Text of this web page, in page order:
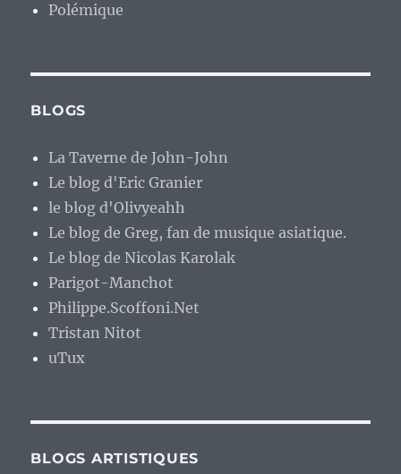
Polémique
BLOGS
La Taverne de John-John
Le blog d'Eric Granier
le blog d'Olivyeahh
Le blog de Greg, fan de musique asiatique.
Le blog de Nicolas Karolak
Parigot-Manchot
Philippe.Scoffoni.Net
Tristan Nitot
uTux
BLOGS ARTISTIQUES